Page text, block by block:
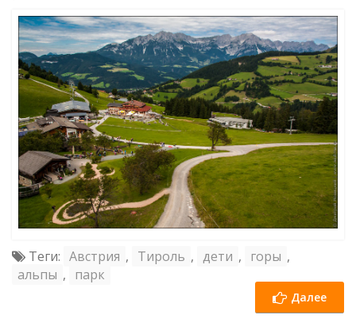
Теги: Австрия , Тироль , дети , горы ,
альпы , парк
Далее